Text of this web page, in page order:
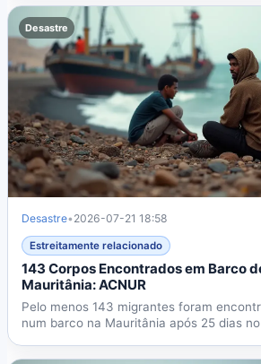
Desastre
Desastre• 2026-07-21 18:58
Estreitamente relacionado
143 Corpos Encontrados em Barco
Mauritânia: ACNUR
Pelo menos 143 migrantes foram
num barco na Mauritânia após 25 dias no